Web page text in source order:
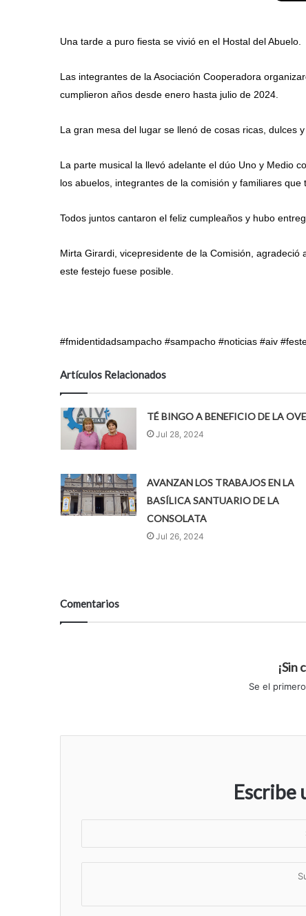
Una tarde a puro fiesta se vivió en el Hostal del Abuelo.
Las integrantes de la Asociación Cooperadora
cumplieron años desde enero hasta julio de 2024.
La gran mesa del lugar se llenó de cosas ricas, dulces
La parte musical la llevó adelante el dúo Uno y Medio
los abuelos, integrantes de la comisión y familiares que
Todos juntos cantaron el feliz cumpleaños y hubo
Mirta Girardi, vicepresidente de la Comisión,
este festejo fuese posible.
#fmidentidadsampacho #sampacho #noticias #aiv
Artículos Relacionados
TÉ BINGO A BENEFICIO DE LA OVE
Jul 28, 2024
AVANZAN LOS TRABAJOS EN LA
BASÍLICA SANTUARIO DE LA
CONSOLATA
Jul 26, 2024
Comentarios
¡Sin
Se el
Escribe